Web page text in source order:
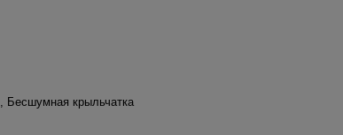
, Бесшумная крыльчатка